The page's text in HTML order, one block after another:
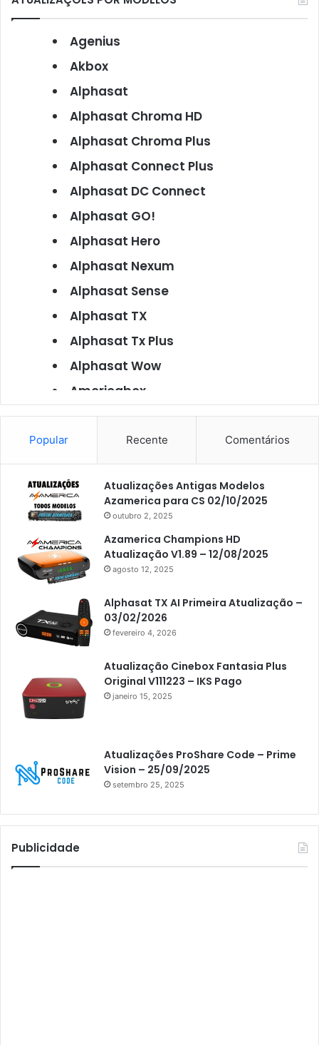
Agenius
Akbox
Alphasat
Alphasat Chroma HD
Alphasat Chroma Plus
Alphasat Connect Plus
Alphasat DC Connect
Alphasat GO!
Alphasat Hero
Alphasat Nexum
Alphasat Sense
Alphasat TX
Alphasat Tx Plus
Alphasat Wow
Americabox
Americabox S101
Americabox S105
Americabox S105 Plus
Americabox S205
Americabox S205 Plus
Americabox S305 Plus
Artcom
Athomics
Athomics Eon
Athomics i3
Athomics i3 Bold
Athomics Inspire Qi
Athomics Inspire Qi Lite
Athomics S3
Athomics T3
Atto
AttoNet
Popular Recente Comentários
Atualizações Antigas Modelos
Azamerica para CS 02/10/2025
outubro 2, 2025
Azamerica Champions HD
Atualização V1.89 – 12/08/2025
agosto 12, 2025
Alphasat TX AI Primeira Atualização –
03/02/2026
fevereiro 4, 2026
Atualização Cinebox Fantasia Plus
Original V111223 – IKS Pago
janeiro 15, 2025
Atualizações ProShare Code – Prime
Vision – 25/09/2025
setembro 25, 2025
Publicidade